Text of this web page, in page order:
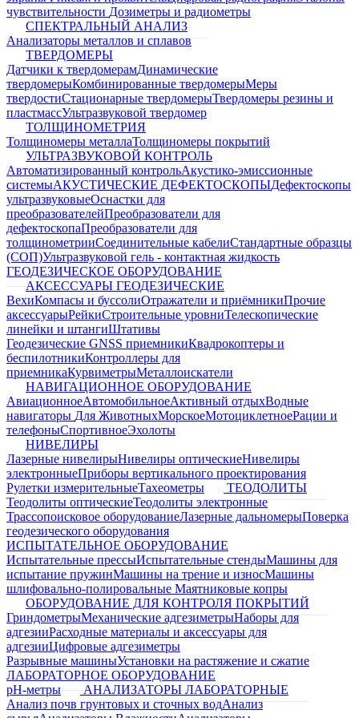
чувствительности Дозиметры и радиометры
СПЕКТРАЛЬНЫЙ АНАЛИЗ
Анализаторы металлов и сплавов
ТВЕРДОМЕРЫ
Датчики к твердомерамДинамические
твердомерыКомбинированные твердомерыМеры
твердостиСтационарные твердомерыТвердомеры резины и
пластмассУльтразвуковой твердомер
ТОЛЩИНОМЕТРИЯ
Толщиномеры металлаТолщиномеры покрытий
УЛЬТРАЗВУКОВОЙ КОНТРОЛЬ
Автоматизированный контрольАкустико-эмиссионные
системыАКУСТИЧЕСКИЕ ДЕФЕКТОСКОПЫДефектоскопы
ультразвуковыеОснастки для
преобразователейПреобразователи для
дефектоскопаПреобразователи для
толщинометрииСоединительные кабелиСтандартные образцы
(СОП)Ультразвуковой гель - контактная жидкость
ГЕОДЕЗИЧЕСКОЕ ОБОРУДОВАНИЕ
АКСЕССУАРЫ ГЕОДЕЗИЧЕСКИЕ
ВехиКомпасы и буссолиОтражатели и приёмникиПрочие
аксессуарыРейкиСтроительные уровниТелескопические
линейки и штангиШтативы
Геодезические GNSS приемникиКвадрокоптеры и
беспилотникиКонтроллеры для
приемникаКурвиметрыМеталлоискатели
НАВИГАЦИОННОЕ ОБОРУДОВАНИЕ
АвиационноеАвтомобильноеАктивный отдыхВодные
навигаторы Для ЖивотныхМорскоеМотоциклетноеРации и
телефоныСпортивноеЭхолоты
НИВЕЛИРЫ
Лазерные нивелирыНивелиры оптическиеНивелиры
электронныеПриборы вертикального проектирования
Рулетки измерительныеТахеометры
ТЕОДОЛИТЫ
Теодолиты оптическиеТеодолиты электронные
Трассопоисковое оборудованиеЛазерные дальномерыПоверка
геодезического оборудования
ИСПЫТАТЕЛЬНОЕ ОБОРУДОВАНИЕ
Испытательные прессыИспытательные стендыМашины для
испытание пружинМашины на трение и износМашины
шлифовально-полировальные Маятниковые копры
ОБОРУДОВАНИЕ ДЛЯ КОНТРОЛЯ ПОКРЫТИЙ
ГриндометрыМеханические адгезиметрыНаборы для
адгезииРасходные материалы и аксессуары для
адгезииЦифровые адгезиметры
Разрывные машиныУстановки на растяжение и сжатие
ЛАБОРАТОРНОЕ ОБОРУДОВАНИЕ
pH-метры
АНАЛИЗАТОРЫ ЛАБОРАТОРНЫЕ
Анализ почв грунтовых и сточных водАнализ